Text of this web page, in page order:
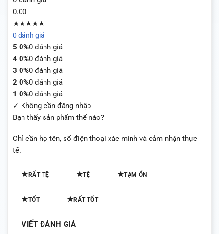
0.00
★★★★★
0 đánh giá
5 0%0 đánh giá
4 0%0 đánh giá
3 0%0 đánh giá
2 0%0 đánh giá
1 0%0 đánh giá
✓ Không cần đăng nhập
Bạn thấy sản phẩm thế nào?
Chỉ cần họ tên, số điện thoại xác minh và cảm nhận thực
tế.
★RẤT TỆ ★TỆ ★TẠM ỔN
★TỐT ★RẤT TỐT
VIẾT ĐÁNH GIÁ